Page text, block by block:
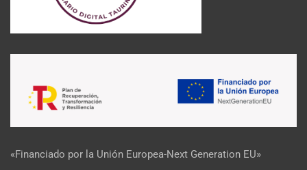
«Financiado por la Unión Europea-Next Generation EU»